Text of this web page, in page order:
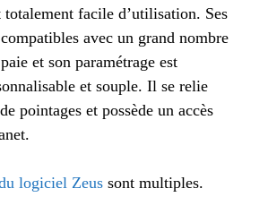
totalement facile d’utilisation. Ses
avec un grand nombre
et son paramétrage est
et souple. Il se relie
pointages et possède un accès
logiciel Zeus sont multiples.